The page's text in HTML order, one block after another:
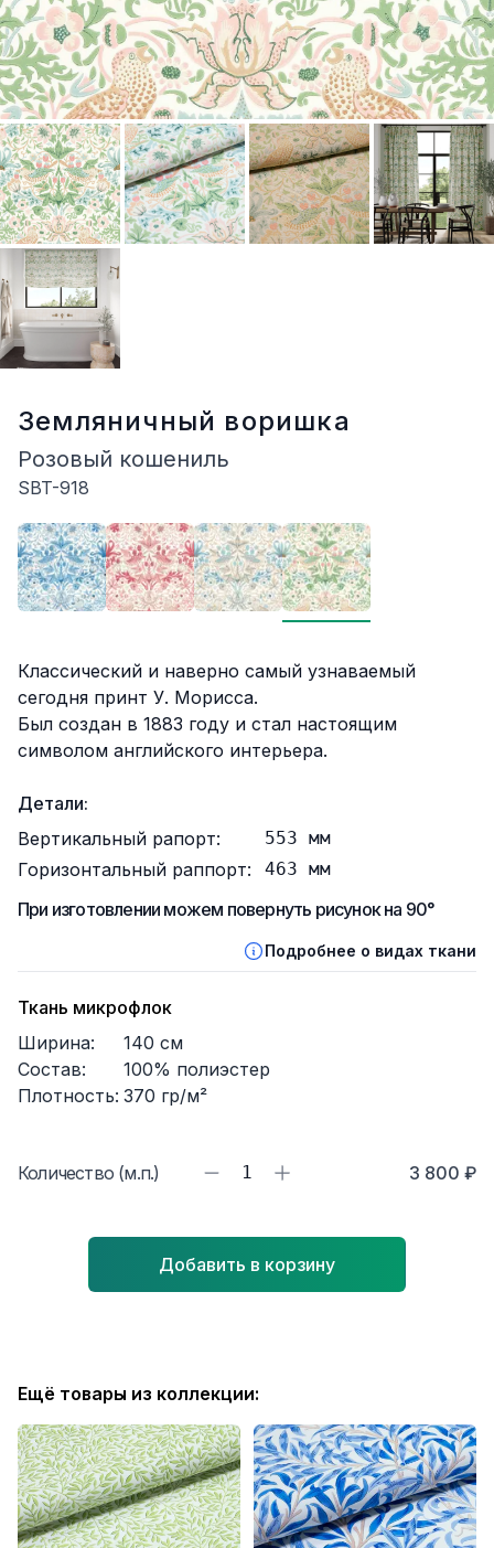
Земляничный воришка
Розовый кошениль
SBT-918
Описание
Классический и наверно самый узнаваемый
сегодня принт У. Морисса.
Был создан в 1883 году и стал настоящим
символом английского интерьера.
Детали:
Вертикальный рапорт:
553 мм
Горизонтальный раппорт: 463 мм
При изготовлении можем повернуть рисунок на 90°
Подробнее о видах ткани
Ткань микрофлок
Ширина:
140 см
Состав:
100% полиэстер
Плотность: 370 гр/м²
Количество (м.п.) 1 3 800 ₽
Добавить в корзину
Ещё товары из коллекции: